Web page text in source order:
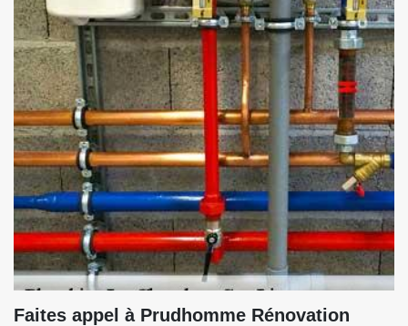
Faites appel à Prudhomme Rénovation